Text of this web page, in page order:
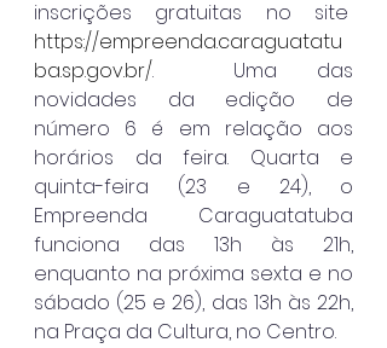
https://empreenda.caraguatatu
ba.sp.gov.br/.  Uma das
novidades da edição de
número 6 é em relação aos
horários da feira. Quarta e
quinta-feira (23 e 24), o
Empreenda Caraguatatuba
funciona das 13h às 21h,
enquanto na próxima sexta e no
sábado (25 e 26), das 13h às 22h,
na Praça da Cultura, no Centro.